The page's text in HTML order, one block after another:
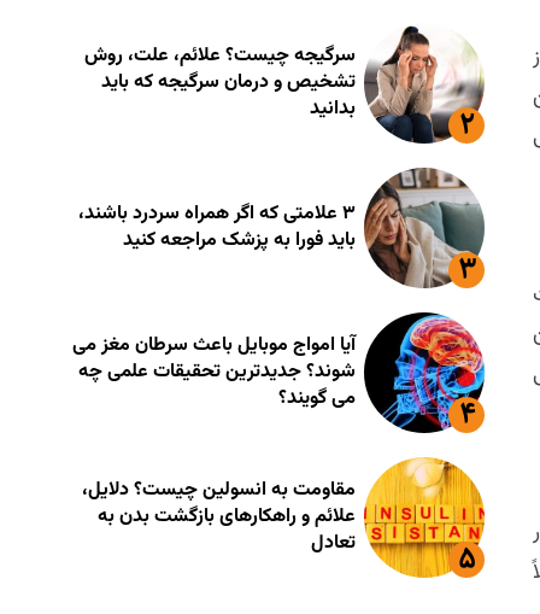
سرگیجه چیست؟ علائم، علت، روش
تشخیص و درمان سرگیجه که باید
بدانید
۳ علامتی که اگر همراه سردرد باشند،
باید فورا به پزشک مراجعه کنید
آیا امواج موبایل باعث سرطان مغز می
شوند؟ جدیدترین تحقیقات علمی چه
می گویند؟
مقاومت به انسولین چیست؟ دلایل،
علائم و راهکارهای بازگشت بدن به
تعادل